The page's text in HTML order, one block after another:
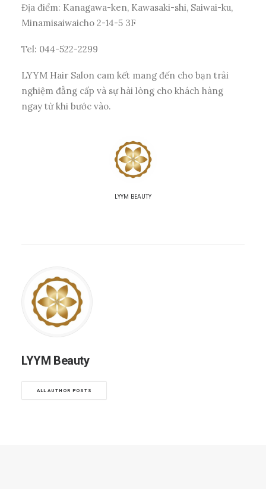
LYYM BEAUTY
Địa điểm: Kanagawa-ken, Kawasaki-shi, Saiwai-ku,
Minamisaiwaicho 2-14-5 3F
Tel: 044-522-2299
LYYM Hair Salon cam kết mang đến cho bạn trải
nghiệm đẳng cấp và sự hài lòng cho khách hàng
ngay từ khi bước vào.
LYYM Beauty
ALL AUTHOR POSTS